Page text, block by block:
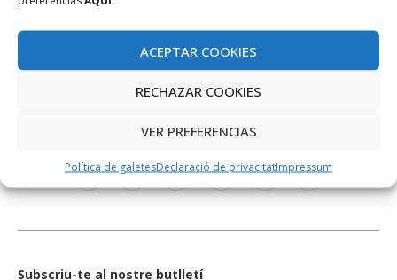
ACEPTAR COOKIES
RECHAZAR COOKIES
VER PREFERENCIAS
Política de galetesDeclaració de privacitatImpressum
Subscriu-te al nostre butlletí